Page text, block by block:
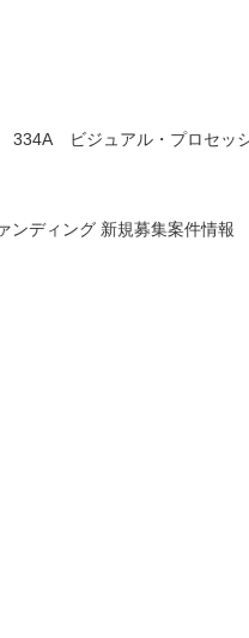
334A ビジュアル・プロセッ
ンディング 新規募集案件情